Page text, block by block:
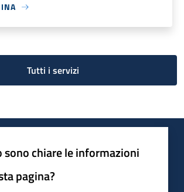
Tutti i servizi
sono chiare le informazioni
pagina?